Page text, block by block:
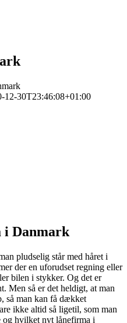
12-30T23:46:08+01:00
i Danmark
pludselig står med håret i
der en uforudset regning eller
bilen i stykker. Og det er
Men så er det heldigt, at man
så man kan få dækket
ikke altid så ligetil, som man
og hvilket nyt lånefirma i